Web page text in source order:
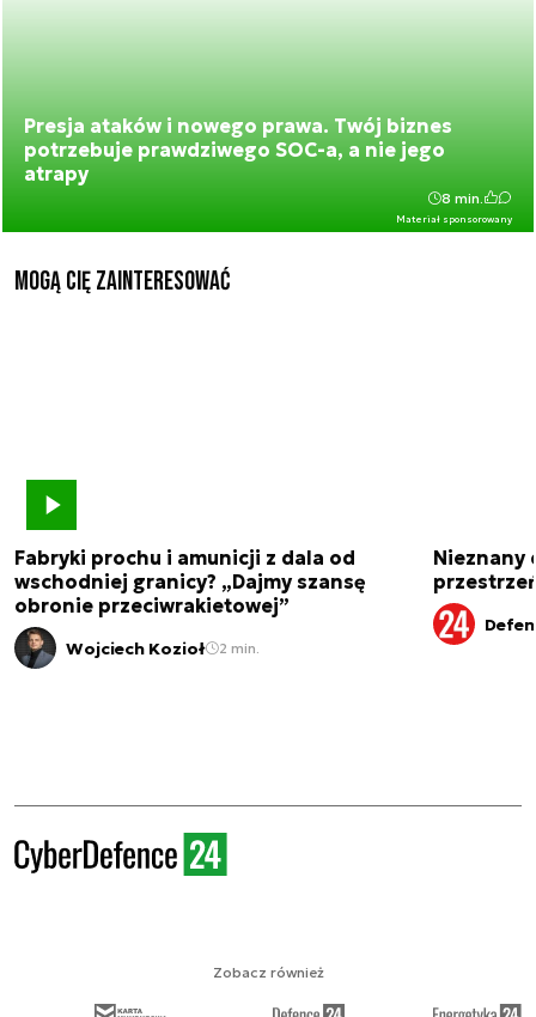
Presja ataków i nowego prawa. Twój biznes
potrzebuje prawdziwego SOC-a, a nie jego
atrapy
Materiał sponsorowany
8 min.
Mogą Cię zainteresować
Fabryki prochu i amunicji z dala od
wschodniej granicy? „Dajmy szansę
obronie przeciwrakietowej”
Wojciech Kozioł 2 min.
Nieznany
Zobacz również